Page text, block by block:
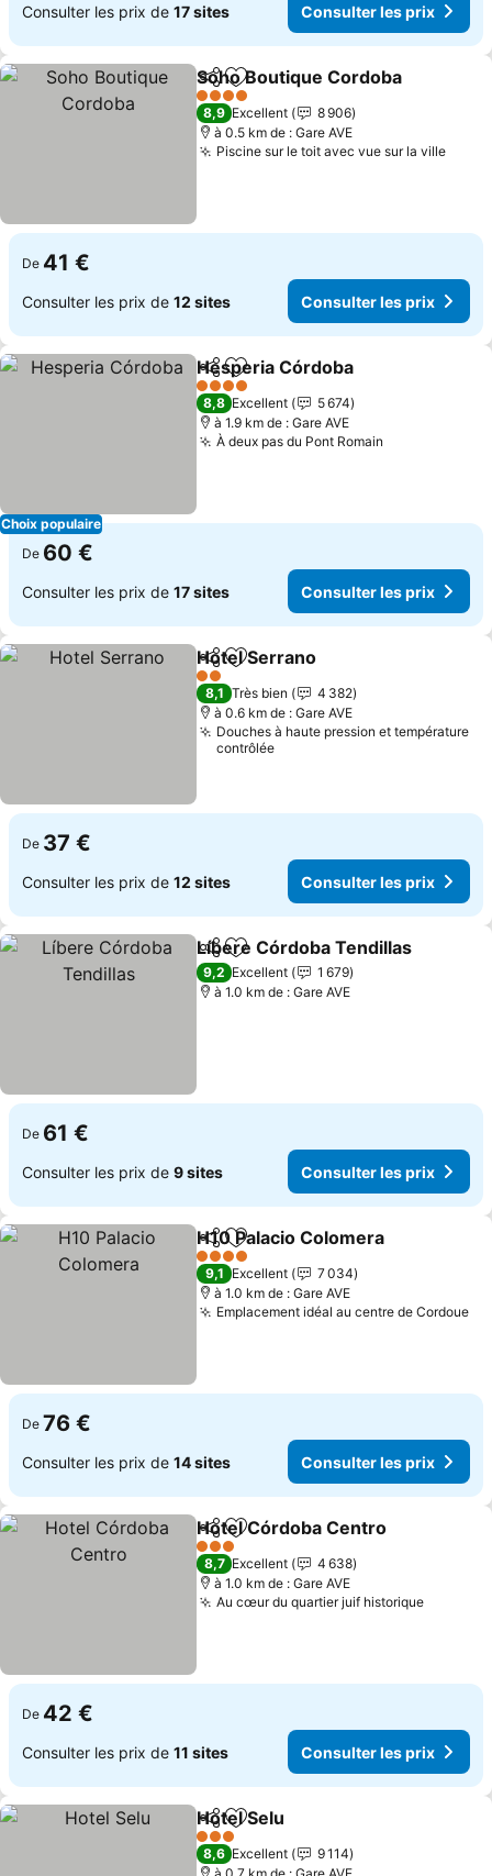
Consulter les prix de 17 sites Consulter les prix
PartagerAjouter à mes favoris
Soho Boutique Cordoba
4 Étoiles
8,9 Excellent
8 906
à 0.5 km de : Gare AVE
Piscine sur le toit avec vue sur la ville
De 41 €
Consulter les prix de 12 sites Consulter les prix
Choix populaire
PartagerAjouter à mes favoris
Hesperia Córdoba
4 Étoiles
8,8 Excellent
5 674
à 1.9 km de : Gare AVE
À deux pas du Pont Romain
De 60 €
Consulter les prix de 17 sites Consulter les prix
PartagerAjouter à mes favoris
Hotel Serrano
2 Étoiles
8,1 Très bien
4 382
à 0.6 km de : Gare AVE
Douches à haute pression et température
contrôlée
De 37 €
Consulter les prix de 12 sites Consulter les prix
PartagerAjouter à mes favoris
Líbere Córdoba Tendillas
9,2 Excellent
1 679
à 1.0 km de : Gare AVE
De 61 €
Consulter les prix de 9 sites Consulter les prix
PartagerAjouter à mes favoris
H10 Palacio Colomera
4 Étoiles
9,1 Excellent
7 034
à 1.0 km de : Gare AVE
Emplacement idéal au centre de Cordoue
De 76 €
Consulter les prix de 14 sites Consulter les prix
PartagerAjouter à mes favoris
Hotel Córdoba Centro
3 Étoiles
8,7 Excellent
4 638
à 1.0 km de : Gare AVE
Au cœur du quartier juif historique
De 42 €
Consulter les prix de 11 sites Consulter les prix
PartagerAjouter à mes favoris
Hotel Selu
3 Étoiles
8,6 Excellent
9 114